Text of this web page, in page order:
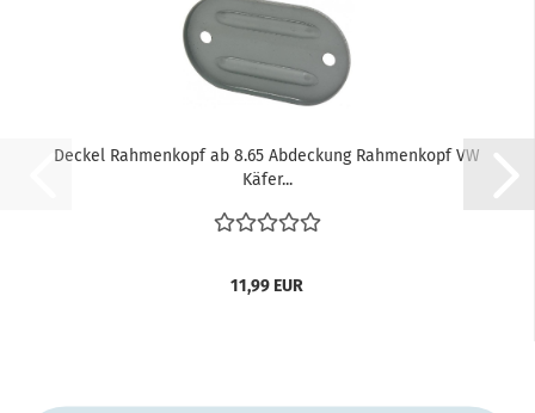
Deckel Rahmenkopf ab 8.65 Abdeckung Rahmenkopf VW
Käfer...
11,99 EUR